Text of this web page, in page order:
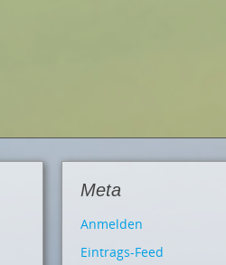
Meta
Anmelden
Eintrags-Feed